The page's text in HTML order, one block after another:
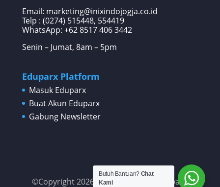
Email: marketing@inixindojogja.co.id
Telp : (0274) 515448, 554419
WhatsApp: +62 8517 406 3442
Senin – Jumat, 8am – 5pm
Eduparx Platform
Masuk Eduparx
Buat Akun Eduparx
Gabung Newsletter
©Copyright 2026 PT Inixindo Widya Iswara
Butuh Bantuan? Chat
Kami